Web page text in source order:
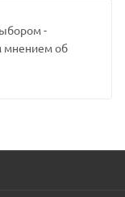
-
мнением об